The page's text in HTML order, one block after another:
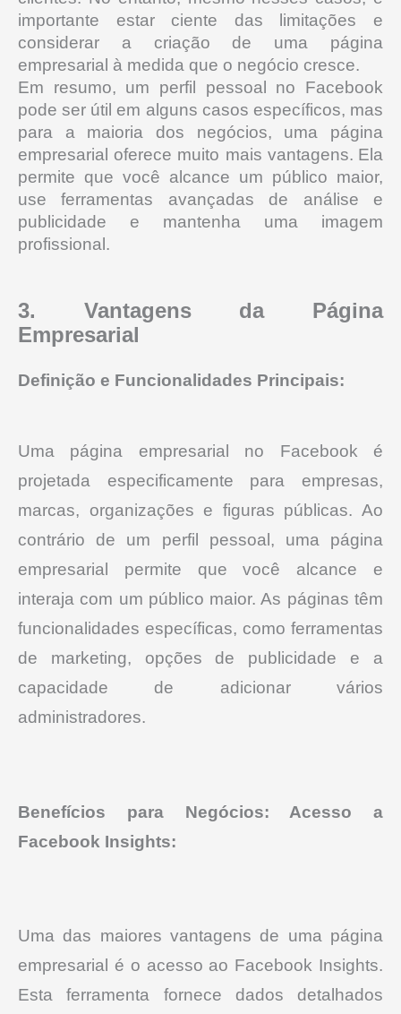
importante estar ciente das limitações e
considerar a criação de uma página
empresarial à medida que o negócio cresce.
Em resumo, um perfil pessoal no Facebook
pode ser útil em alguns casos específicos, mas
para a maioria dos negócios, uma página
empresarial oferece muito mais vantagens. Ela
permite que você alcance um público maior,
use ferramentas avançadas de análise e
publicidade e mantenha uma imagem
profissional.
3. Vantagens da Página
Empresarial
Definição e Funcionalidades Principais:
Uma página empresarial no Facebook é
projetada especificamente para empresas,
marcas, organizações e figuras públicas. Ao
contrário de um perfil pessoal, uma página
empresarial permite que você alcance e
interaja com um público maior. As páginas têm
funcionalidades específicas, como ferramentas
de marketing, opções de publicidade e a
capacidade de adicionar vários
administradores.
Benefícios para Negócios:
Acesso a
Facebook Insights:
Uma das maiores vantagens de uma página
empresarial é o acesso ao Facebook Insights.
Esta ferramenta fornece dados detalhados